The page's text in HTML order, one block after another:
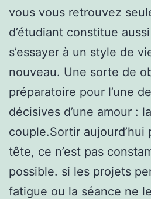
vous vous retrouvez
d’étudiant constitue
s’essayer à un style de
nouveau. Une sorte de
préparatoire pour l’une
décisives d’une amour :
couple.Sortir
tête, ce n’est pas
possible. si les projets
fatigue ou la séance ne